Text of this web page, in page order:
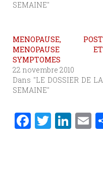
SEMAINE"
MENOPAUSE, POST
MENOPAUSE ET
SYMPTOMES
22 novembre 2010
Dans "LE DOSSIER DE LA
SEMAINE"
F T Li E